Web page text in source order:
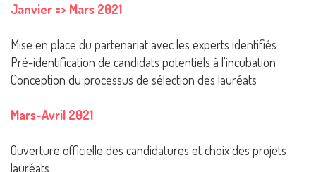
Janvier => Mars 2021
Mise en place du partenariat avec les experts identifiés
Pré-identification de candidats potentiels à l'incubation
Conception du processus de sélection des lauréats
Mars-Avril 2021
Ouverture officielle des candidatures et choix des projets
lauréats